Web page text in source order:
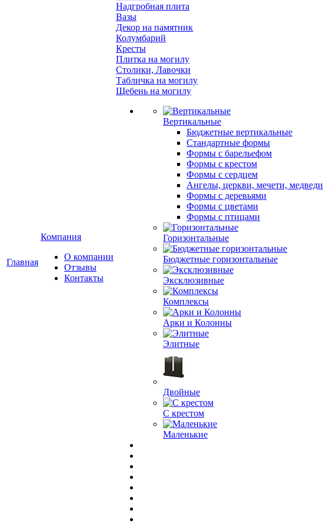
Главная
Компания
О компании
Отзывы
Контакты
Надгробная плита
Вазы
Декор на памятник
Колумбарий
Кресты
Плитка на могилу
Столики, Лавочки
Табличка на могилу
Щебень на могилу
Вертикальные
Бюджетные вертикальные
Стандартные формы
Формы с барельефом
Формы с крестом
Формы с сердцем
Ангелы, церкви, мечети, медведи
Формы с деревьями
Формы с цветами
Формы с птицами
Горизонтальные
Бюджетные горизонтальные
Эксклюзивные
Комплексы
Арки и Колонны
Элитные
Двойные
С крестом
Маленькие